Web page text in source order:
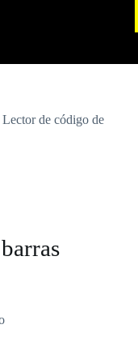
de código de